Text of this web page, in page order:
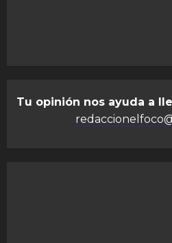
Tu opinión nos ayuda a